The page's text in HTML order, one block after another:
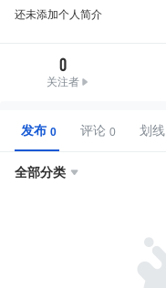
还未添加个人简介
0
关注者
发布 评论 划线
全部分类 